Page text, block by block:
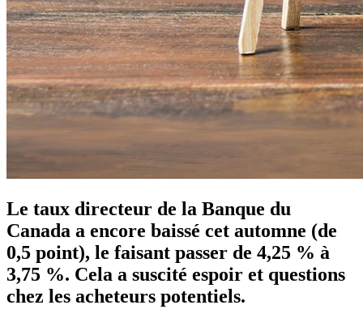
Le taux directeur de la Banque du
Canada a encore baissé cet automne (de
0,5 point), le faisant passer de 4,25 % à
3,75 %. Cela a suscité espoir et questions
chez les acheteurs potentiels.